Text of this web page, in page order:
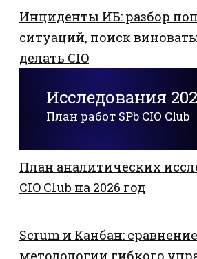
Инциденты ИБ: разбор
ситуаций, поиск
делать CIO
Исследования
План работ SPb CIO Club
План аналитических
CIO Club на 2026 год
Scrum и Канбан:
методологии гибкого